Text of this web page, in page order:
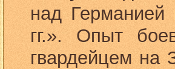
над Германией
гг.». Опыт
гвардейцем на